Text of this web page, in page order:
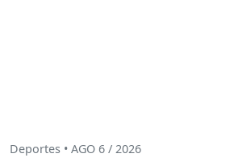
Deportes • AGO 6 / 2026